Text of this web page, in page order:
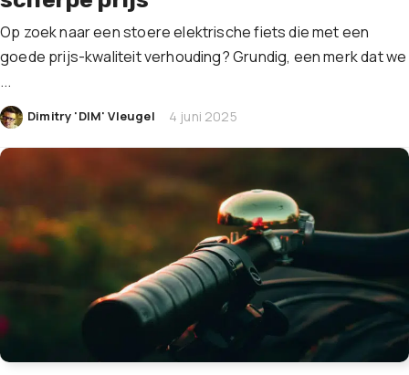
Op zoek naar een stoere elektrische fiets die met een
goede prijs-kwaliteit verhouding? Grundig, een merk dat we
...
Dimitry 'DIM' Vleugel 4 juni 2025